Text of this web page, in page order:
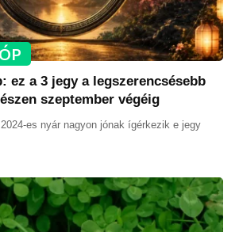
ez a 3 jegy a legszerencsésebb
szeptember végéig
es nyár nagyon jónak ígérkezik e jegy